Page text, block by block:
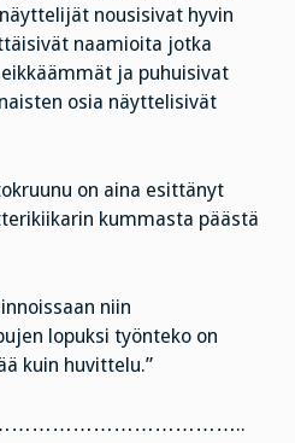
nousisivat hyvin
naamioita jotka
ja puhuisivat
osia näyttelisivät
on aina esittänyt
kummasta päästä
niin
lopuksi työnteko on
kuin huvittelu.”